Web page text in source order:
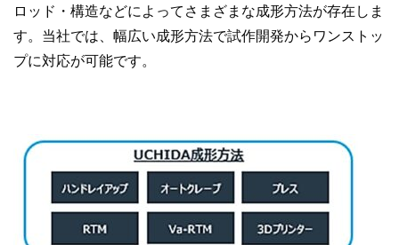
ロッド・構造などによってさまざまな成形方法が存在しま
す。当社では、幅広い成形方法で試作開発からワンストッ
プに対応が可能です。